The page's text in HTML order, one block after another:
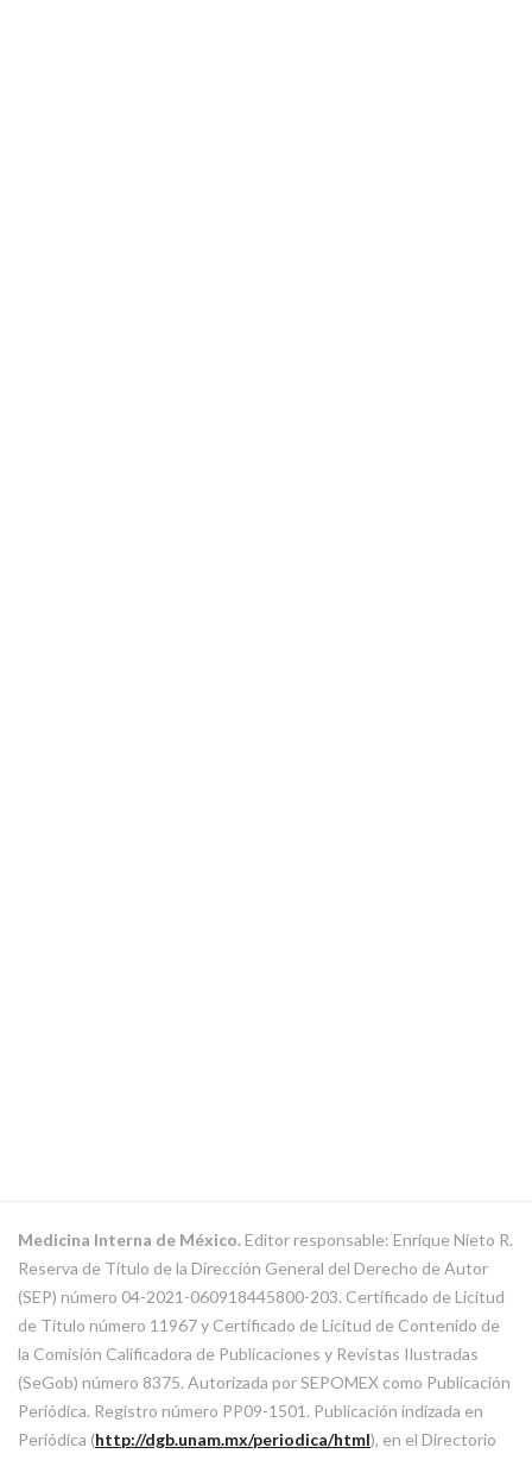
Medicina Interna de México.Editor responsable: Enrique Nieto R.
Reserva de Título de la Dirección General del Derecho de Autor
(SEP) número 04-2021-060918445800-203. Certificado de Licitud
de Título número 11967 y Certificado de Licitud de Contenido de
la Comisión Calificadora de Publicaciones y Revistas Ilustradas
(SeGob) número 8375. Autorizada por SEPOMEX como Publicación
Periódica. Registro número PP09-1501. Publicación indizada en
Periódica (http://dgb.unam.mx/periodica/html), en el Directorio